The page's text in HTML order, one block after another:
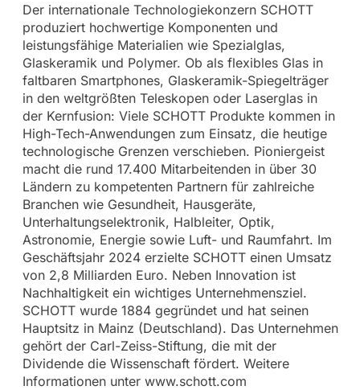
Der internationale Technologiekonzern SCHOTT
produziert hochwertige Komponenten und
leistungsfähige Materialien wie Spezialglas,
Glaskeramik und Polymer. Ob als flexibles Glas in
faltbaren Smartphones, Glaskeramik-Spiegelträger
in den weltgrößten Teleskopen oder Laserglas in
der Kernfusion: Viele SCHOTT Produkte kommen in
High-Tech-Anwendungen zum Einsatz, die heutige
technologische Grenzen verschieben. Pioniergeist
macht die rund 17.400 Mitarbeitenden in über 30
Ländern zu kompetenten Partnern für zahlreiche
Branchen wie Gesundheit, Hausgeräte,
Unterhaltungselektronik, Halbleiter, Optik,
Astronomie, Energie sowie Luft- und Raumfahrt. Im
Geschäftsjahr 2024 erzielte SCHOTT einen Umsatz
von 2,8 Milliarden Euro. Neben Innovation ist
Nachhaltigkeit ein wichtiges Unternehmensziel.
SCHOTT wurde 1884 gegründet und hat seinen
Hauptsitz in Mainz (Deutschland). Das Unternehmen
gehört der Carl-Zeiss-Stiftung, die mit der
Dividende die Wissenschaft fördert. Weitere
Informationen unter www.schott.com